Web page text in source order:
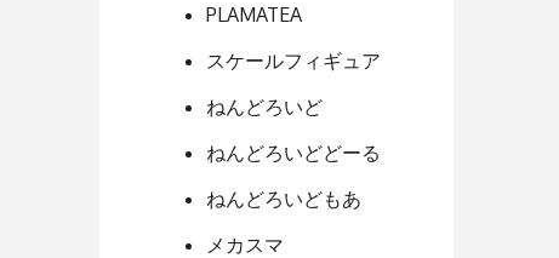
PLAMATEA
スケールフィギュア
ねんどろいど
ねんどろいどどーる
ねんどろいどもあ
メカスマ